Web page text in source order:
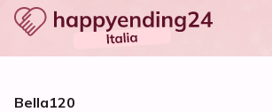
Bella120